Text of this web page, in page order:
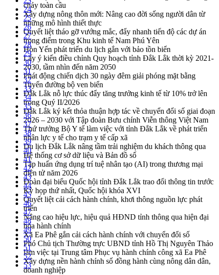
chảy toàn cầu
Xây dựng nông thôn mới: Nâng cao đời sống người dân từ
những mô hình thiết thực
Quyết liệt tháo gỡ vướng mắc, đẩy nhanh tiến độ các dự án
trọng điểm trong Khu kinh tế Nam Phú Yên
Hòn Yến phát triển du lịch gắn với bảo tồn biển
Lấy ý kiến điều chỉnh Quy hoạch tỉnh Đắk Lắk thời kỳ 2021-
2030, tầm nhìn đến năm 2050
Phát động chiến dịch 30 ngày đêm giải phóng mặt bằng
Tuyến đường bộ ven biển
Đắk Lắk nỗ lực thúc đẩy tăng trưởng kinh tế từ 10% trở lên
trong Quý II/2026
Đắk Lắk ký kết thỏa thuận hợp tác về chuyển đổi số giai đoạn
2026 – 2030 với Tập đoàn Bưu chính Viễn thông Việt Nam
Thứ trưởng Bộ Y tế làm việc với tỉnh Đắk Lắk về phát triển
nhân lực y tế cho trạm y tế cấp xã
Du lịch Đắk Lắk nâng tầm trải nghiệm du khách thông qua
Hệ thống cơ sở dữ liệu và Bản đồ số
Tập huấn ứng dụng trí tuệ nhân tạo (AI) trong thương mại
điện tử năm 2026
Đoàn đại biểu Quốc hội tỉnh Đắk Lắk trao đổi thông tin trước
Kỳ họp thứ nhất, Quốc hội khóa XVI
Quyết liệt cải cách hành chính, khơi thông nguồn lực phát
triển
Nâng cao hiệu lực, hiệu quả HĐND tỉnh thông qua hiện đại
hóa hành chính
Xã Ea Phê gắn cải cách hành chính với chuyển đổi số
Phó Chủ tịch Thường trực UBND tỉnh Hồ Thị Nguyên Thảo
làm việc tại Trung tâm Phục vụ hành chính công xã Ea Phê
Xây dựng nền hành chính số đồng hành cùng nông dân dân,
doanh nghiệp
24
25
26
27
28
29
30
31
32
33
34
35
36
37
38
39
40
41
42
43
44
45
46
47
48
49
50
51
52
53